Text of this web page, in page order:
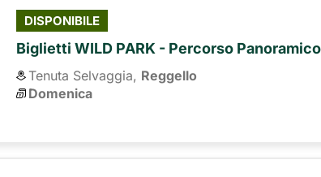
DISPONIBILE
Biglietti WILD PARK - Percorso Panoramico
Tenuta Selvaggia, Reggello
Domenica